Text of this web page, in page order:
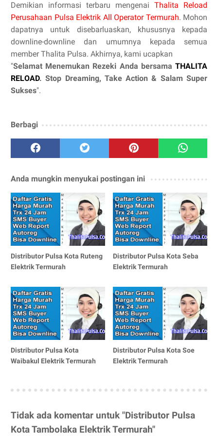
Demikian informasi terbaru mengenai Thalita Reload
Perusahaan Pulsa Elektrik All Operator Termurah. Mohon
dapatnya untuk disebarluaskan, khususnya kepada
downline-downline dan umumnya kepada semua
member Thalita Pulsa. Akhirnya, kami ucapkan
"Selamat Menemukan Rezeki Anda bersama THALITA
RELOAD. Stop Dreaming, Take Action & Salam Super
Sukses".
Berbagi
Anda mungkin menyukai postingan ini
Distributor Pulsa Kota Ruteng
Elektrik Termurah
Distributor Pulsa Kota Seba
Elektrik Termurah
Distributor Pulsa Kota
Waibakul Elektrik Termurah
Distributor Pulsa Kota Soe
Elektrik Termurah
Tidak ada komentar untuk "Distributor Pulsa
Kota Tambolaka Elektrik Termurah"